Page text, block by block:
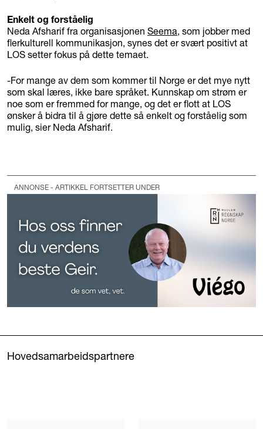
Enkelt og forståelig
Neda Afsharif fra organisasjonen Seema, som jobber med
flerkulturell kommunikasjon, synes det er svært positivt at
LOS setter fokus på dette temaet.
-For mange av dem som kommer til Norge er det mye nytt
som skal læres, ikke bare språket. Kunnskap om strøm er
noe som er fremmed for mange, og det er flott at LOS
ønsker å bidra til å gjøre dette så enkelt og forståelig som
mulig, sier Neda Afsharif.
ANNONSE - ARTIKKEL FORTSETTER UNDER
Hovedsamarbeidspartnere